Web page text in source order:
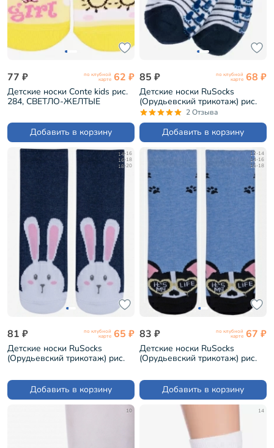
77 ₽ по клубной
карте 62 ₽
Детские носки Conte kids рис.
284, СВЕТЛО-ЖЕЛТЫЕ
Добавить в корзину
85 ₽ по клубной
карте 68 ₽
Детские носки RuSocks
(Орудьевский трикотаж) рис.
08, ТЕМНО-СИНИЕ (ДТ-95)
2 Отзыва
Добавить в корзину
14-16
16-18
18-20
81 ₽ по клубной
карте 65 ₽
Детские носки RuSocks
(Орудьевский трикотаж) рис.
Добавить в корзину
12-14
14-16
16-18
83 ₽ по клубной
карте 67 ₽
Детские носки RuSocks
(Орудьевский трикотаж) рис.
Добавить в корзину
10 14